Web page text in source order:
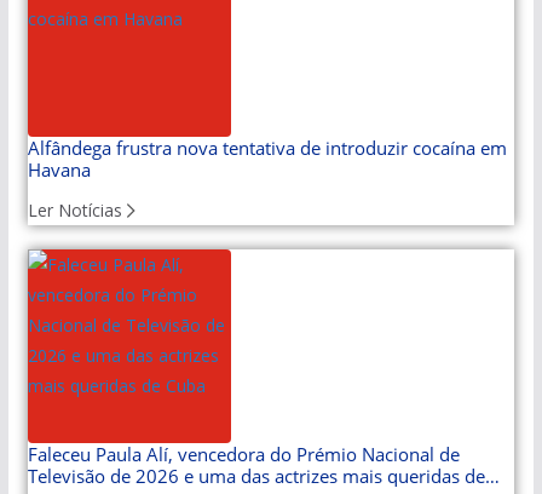
Alfândega frustra nova tentativa de introduzir cocaína em
Havana
Ler Notícias
Faleceu Paula Alí, vencedora do Prémio Nacional de
Televisão de 2026 e uma das actrizes mais queridas de